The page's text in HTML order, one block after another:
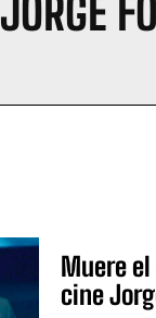
JORGE
Muere
cine